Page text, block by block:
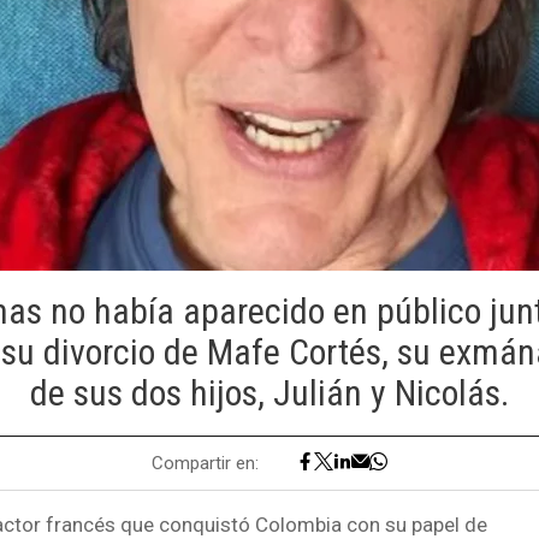
no había aparecido en público
divorcio de Mafe Cortés, su
de sus dos hijos, Julián y Nicolás.
Compartir en:
francés que conquistó Colombia con su papel de